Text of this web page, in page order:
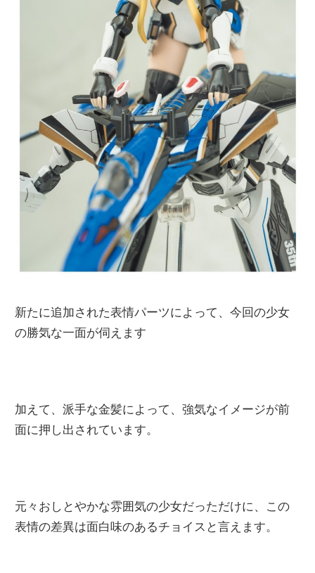
新たに追加された表情パーツによって、今回の少女
の勝気な一面が伺えます
加えて、派手な金髪によって、強気なイメージが前
面に押し出されています。
元々おしとやかな雰囲気の少女だっただけに、この
表情の差異は面白味のあるチョイスと言えます。